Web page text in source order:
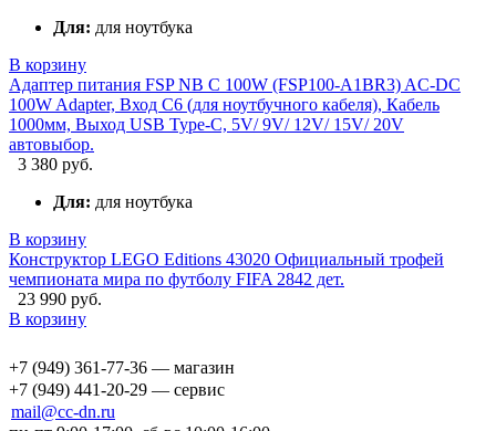
Для: для ноутбука
В корзину
Адаптер питания FSP NB C 100W (FSP100-A1BR3) AC-DC
100W Adapter, Вход C6 (для ноутбучного кабеля), Кабель
1000мм, Выход USB Type-C, 5V/ 9V/ 12V/ 15V/ 20V
автовыбор.
3 380 руб.
Для: для ноутбука
В корзину
Конструктор LEGO Editions 43020 Официальный трофей
чемпионата мира по футболу FIFA 2842 дет.
23 990 руб.
В корзину
+7 (949) 361-77-36 — магазин
+7 (949) 441-20-29 — сервис
mail@cc-dn.ru